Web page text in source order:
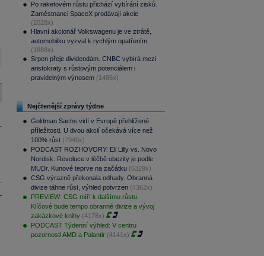
Po raketovém růstu přichází vybírání zisků.
Zaměstnanci SpaceX prodávají akcie
(2028x)
Hlavní akcionář Volkswagenu je ve ztrátě,
automobilku vyzval k rychlým opatřením
(1888x)
Srpen přeje dividendám. CNBC vybírá mezi
aristokraty s růstovým potenciálem i
pravidelným výnosem (1486x)
Nejčtenější zprávy týdne
Goldman Sachs vidí v Evropě přehlížené
příležitosti. U dvou akcií očekává více než
100% růst (7949x)
PODCAST ROZHOVORY: Eli Lilly vs. Novo
Nordisk. Revoluce v léčbě obezity je podle
MUDr. Kunové teprve na začátku (6329x)
CSG výrazně překonala odhady. Obranná
divize táhne růst, výhled potvrzen (4362x)
PREVIEW: CSG míří k dalšímu růstu.
Klíčové bude tempo obranné divize a vývoj
zakázkové knihy (4178x)
PODCAST Týdenní výhled: V centru
pozornosti AMD a Palantir (4141x)